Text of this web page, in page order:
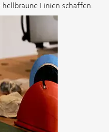
Linien schaffen.